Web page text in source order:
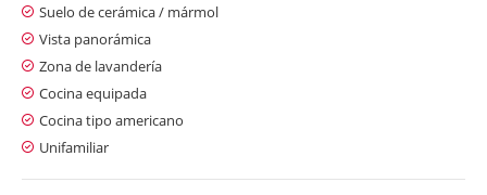
Suelo de cerámica / mármol
Vista panorámica
Zona de lavandería
Cocina equipada
Cocina tipo americano
Unifamiliar